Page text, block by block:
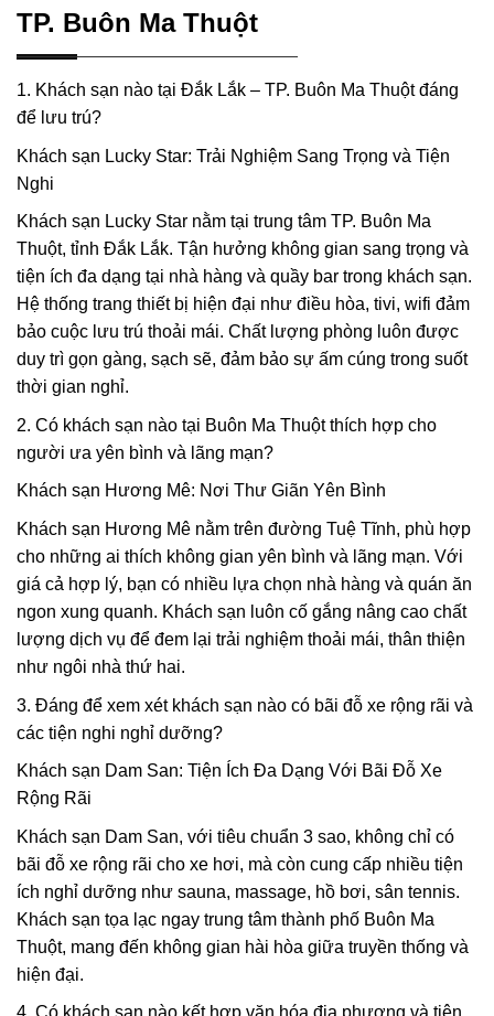
TP. Buôn Ma Thuột
1. Khách sạn nào tại Đắk Lắk – TP. Buôn Ma Thuột đáng
để lưu trú?
Khách sạn Lucky Star: Trải Nghiệm Sang Trọng và Tiện
Nghi
Khách sạn Lucky Star nằm tại trung tâm TP. Buôn Ma
Thuột, tỉnh Đắk Lắk. Tận hưởng không gian sang trọng và
tiện ích đa dạng tại nhà hàng và quầy bar trong khách sạn.
Hệ thống trang thiết bị hiện đại như điều hòa, tivi, wifi đảm
bảo cuộc lưu trú thoải mái. Chất lượng phòng luôn được
duy trì gọn gàng, sạch sẽ, đảm bảo sự ấm cúng trong suốt
thời gian nghỉ.
2. Có khách sạn nào tại Buôn Ma Thuột thích hợp cho
người ưa yên bình và lãng mạn?
Khách sạn Hương Mê: Nơi Thư Giãn Yên Bình
Khách sạn Hương Mê nằm trên đường Tuệ Tĩnh, phù hợp
cho những ai thích không gian yên bình và lãng mạn. Với
giá cả hợp lý, bạn có nhiều lựa chọn nhà hàng và quán ăn
ngon xung quanh. Khách sạn luôn cố gắng nâng cao chất
lượng dịch vụ để đem lại trải nghiệm thoải mái, thân thiện
như ngôi nhà thứ hai.
3. Đáng để xem xét khách sạn nào có bãi đỗ xe rộng rãi và
các tiện nghi nghỉ dưỡng?
Khách sạn Dam San: Tiện Ích Đa Dạng Với Bãi Đỗ Xe
Rộng Rãi
Khách sạn Dam San, với tiêu chuẩn 3 sao, không chỉ có
bãi đỗ xe rộng rãi cho xe hơi, mà còn cung cấp nhiều tiện
ích nghỉ dưỡng như sauna, massage, hồ bơi, sân tennis.
Khách sạn tọa lạc ngay trung tâm thành phố Buôn Ma
Thuột, mang đến không gian hài hòa giữa truyền thống và
hiện đại.